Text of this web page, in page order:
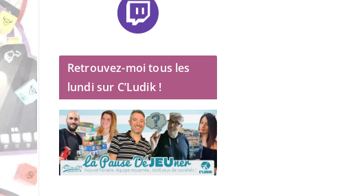
Retrouvez-moi tous les
lundi sur C’Ludik !